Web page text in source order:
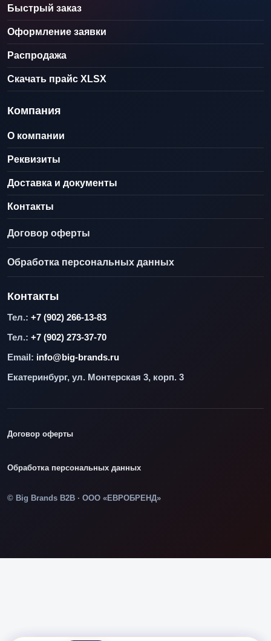
Быстрый заказ
Оформление заявки
Распродажа
Скачать прайс XLSX
Компания
О компании
Реквизиты
Доставка и документы
Контакты
Договор оферты
Обработка персональных данных
Контакты
Тел.: +7 (902) 266-13-83
Тел.: +7 (902) 273-37-70
Email: info@big-brands.ru
Екатеринбург, ул. Монтерская 3, корп. 3
Договор оферты
Обработка персональных данных
© Big Brands B2B · ООО «ЕВРОБРЕНД»